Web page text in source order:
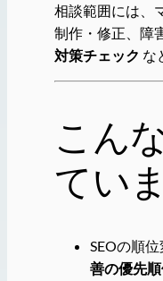
相談範囲には、
制作・修正、障
対策チェック な
こん
てい
SEOの順位
善の優先